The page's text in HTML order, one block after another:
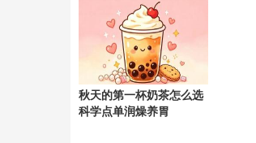
秋天的第一杯奶茶怎么选
科学点单润燥养胃